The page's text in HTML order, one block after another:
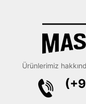
Ürünlerimiz